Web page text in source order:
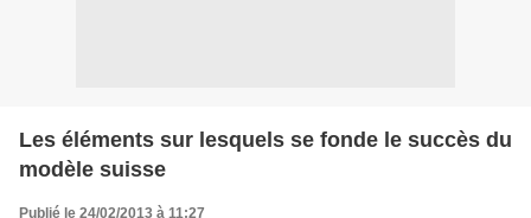
Les éléments sur lesquels se fonde le succès du
modèle suisse
Publié le 24/02/2013 à 11:27